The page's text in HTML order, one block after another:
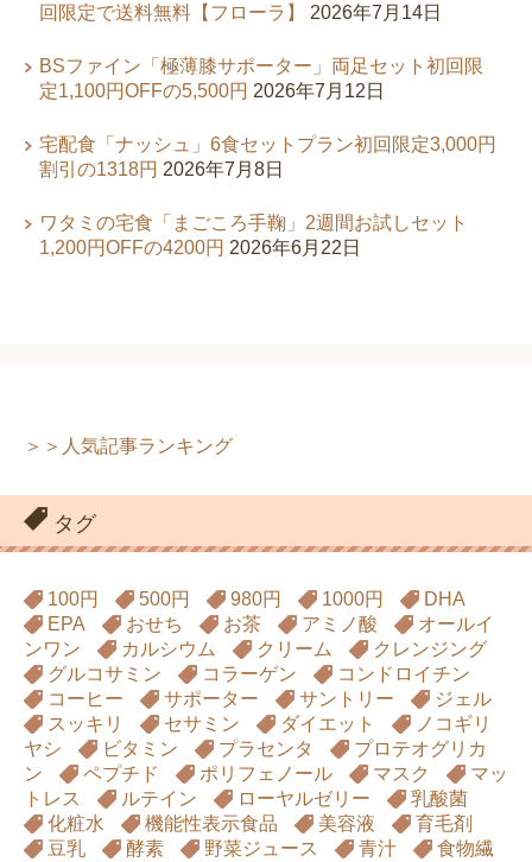
回限定で送料無料【フローラ】
2026年7月14日
BSファイン「極薄膝サポーター」両足セット初回限
定1,100円OFFの5,500円 2026年7月12日
宅配食「ナッシュ」6食セットプラン初回限定3,000円
割引の1318円 2026年7月8日
ワタミの宅食「まごころ手鞠」2週間お試しセット
1,200円OFFの4200円 2026年6月22日
＞＞人気記事ランキング
タグ
100円 500円 980円 1000円
DHA
EPA
おせち お茶 アミノ酸
オールイ
ンワン
カルシウム クリーム
クレンジング
グルコサミン
コラーゲン
コンドロイチン
コーヒー
サポーター サントリー
ジェル
スッキリ
セサミン ダイエット
ノコギリ
ヤシ
ビタミン プラセンタ
プロテオグリカ
ン
ペプチド ポリフェノール マスク
マッ
トレス
ルテイン ローヤルゼリー
乳酸菌
化粧水
機能性表示食品 美容液
育毛剤
豆乳
酵素 野菜ジュース 青汁
食物繊